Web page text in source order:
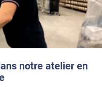
notre atelier en
en 90 cm et livré en